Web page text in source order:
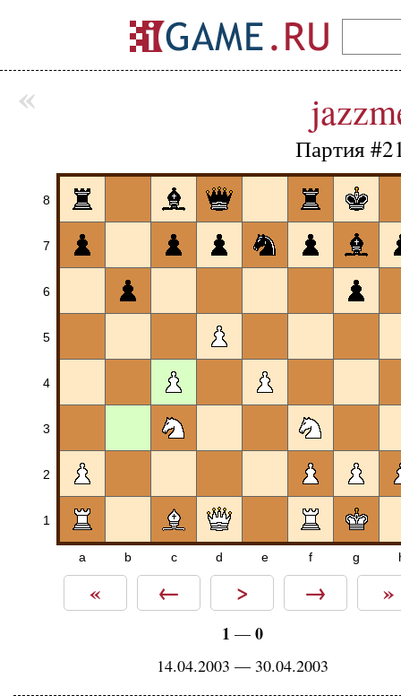
Партия
8
7
6
5
4
3
2
1
a b c d e f g
« ← > → »
1 — 0
14.04.2003 — 30.04.2003
«